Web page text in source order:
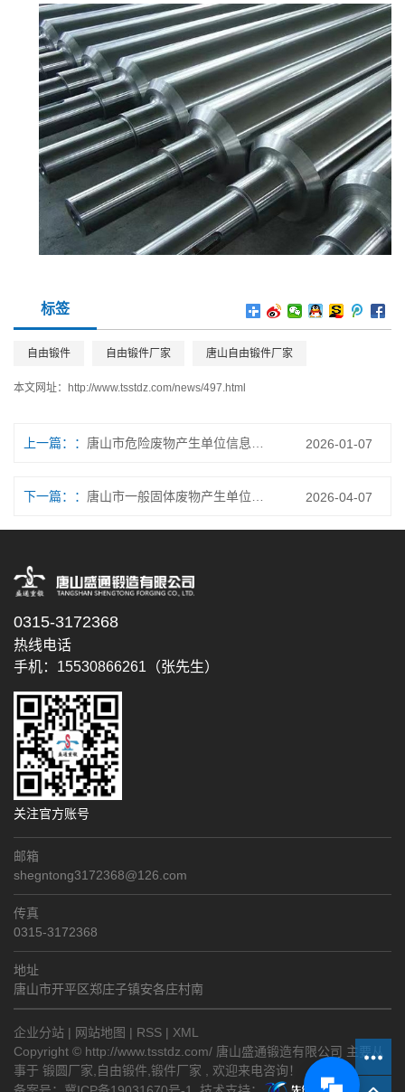
标签
自由锻件 自由锻件厂家 唐山自由锻件厂家
本文网址： http://www.tsstdz.com/news/497.html
上一篇： 唐山市危险废物产生单位信息公开（2025年第四季度） 2026-01-07
下一篇： 唐山市一般固体废物产生单位信息公开（2026年第一季度） 2026-04-07
0315-3172368
热线电话
手机：15530866261（张先生）
关注官方账号
邮箱
shegntong3172368@126.com
传真
0315-3172368
地址
唐山市开平区郑庄子镇安各庄村南
企业分站 | 网站地图 | RSS | XML
Copyright © http://www.tsstdz.com/ 唐山盛通锻造有限公司 主要从
事于 锻圆厂家,自由锻件,锻件厂家 , 欢迎来电咨询！